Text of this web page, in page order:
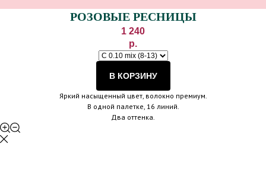
РОЗОВЫЕ РЕСНИЦЫ
1 240
р.
В КОРЗИНУ
Яркий насыщенный цвет, волокно премиум.
В одной палетке, 16 линий.
Два оттенка.